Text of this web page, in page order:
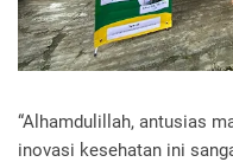
“Alhamdulillah, antusias
inovasi kesehatan ini